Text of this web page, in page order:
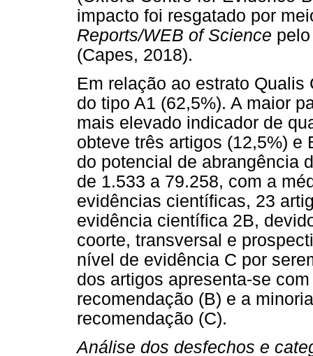
impacto foi resgatado por
Reports/WEB of Science
(Capes, 2018).
Em relação ao estrato
do tipo A1 (62,5%). A maior
mais elevado indicador de
obteve três artigos (12,5%) e
do potencial de abrangência
de 1.533 a 79.258, com a
evidências científicas, 23
evidência científica 2B,
coorte, transversal e
nível de evidência C por
dos artigos apresenta-se
recomendação (B) e a
recomendação (C).
Análise dos desfechos e